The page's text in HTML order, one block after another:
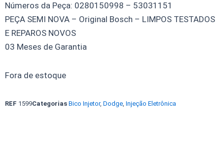
Números da Peça: 0280150998 – 53031151
PEÇA SEMI NOVA – Original Bosch – LIMPOS TESTADOS
E REPAROS NOVOS
03 Meses de Garantia
Fora de estoque
REF 1599Categorias Bico Injetor, Dodge Injeção Eletrônica